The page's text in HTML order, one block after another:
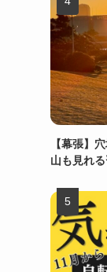
【幕張】
山も見れ